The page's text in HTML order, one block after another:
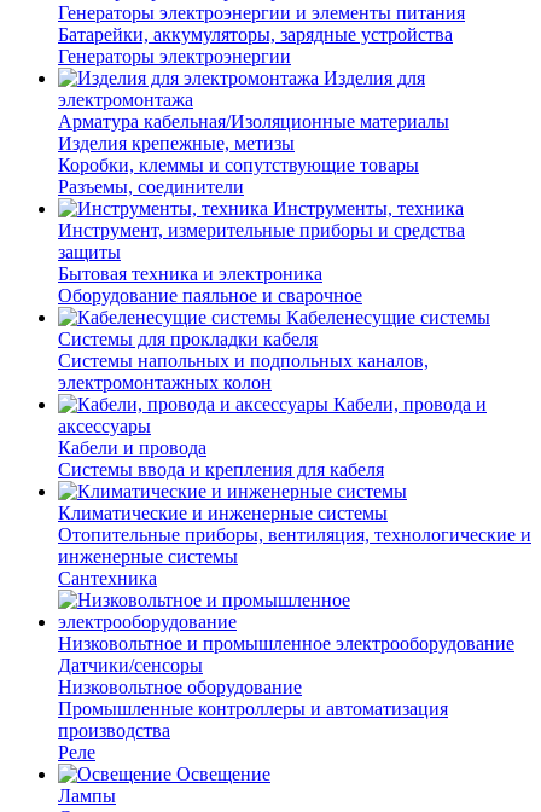
Генераторы электроэнергии и элементы питания
Батарейки, аккумуляторы, зарядные устройства
Генераторы электроэнергии
Изделия для
электромонтажа
Арматура кабельная/Изоляционные материалы
Изделия крепежные, метизы
Коробки, клеммы и сопутствующие товары
Разъемы, соединители
Инструменты, техника
Инструмент, измерительные приборы и средства
защиты
Бытовая техника и электроника
Оборудование паяльное и сварочное
Кабеленесущие системы
Системы для прокладки кабеля
Системы напольных и подпольных каналов,
электромонтажных колон
Кабели, провода и
аксессуары
Кабели и провода
Системы ввода и крепления для кабеля
Климатические и инженерные системы
Отопительные приборы, вентиляция, технологические и
инженерные системы
Сантехника
Низковольтное и промышленное электрооборудование
Датчики/сенсоры
Низковольтное оборудование
Промышленные контроллеры и автоматизация
производства
Реле
Освещение
Лампы